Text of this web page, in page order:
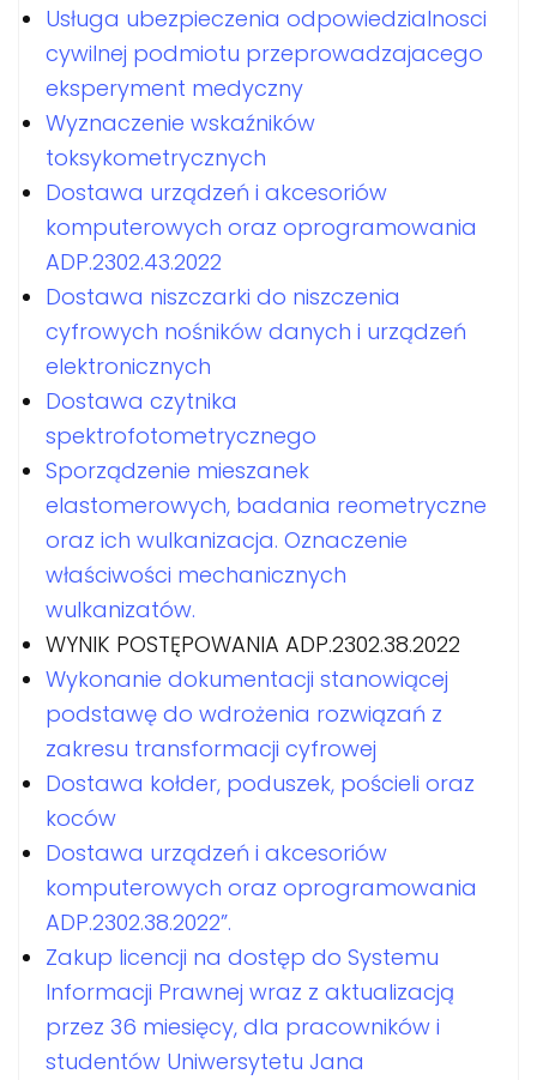
Usługa ubezpieczenia odpowiedzialnosci
cywilnej podmiotu przeprowadzajacego
eksperyment medyczny
Wyznaczenie wskaźników
toksykometrycznych
Dostawa urządzeń i akcesoriów
komputerowych oraz oprogramowania
ADP.2302.43.2022
Dostawa niszczarki do niszczenia
cyfrowych nośników danych i urządzeń
elektronicznych
Dostawa czytnika
spektrofotometrycznego
Sporządzenie mieszanek
elastomerowych, badania reometryczne
oraz ich wulkanizacja. Oznaczenie
właściwości mechanicznych
wulkanizatów.
WYNIK POSTĘPOWANIA ADP.2302.38.2022
Wykonanie dokumentacji stanowiącej
podstawę do wdrożenia rozwiązań z
zakresu transformacji cyfrowej
Dostawa kołder, poduszek, pościeli oraz
koców
Dostawa urządzeń i akcesoriów
komputerowych oraz oprogramowania
ADP.2302.38.2022”.
Zakup licencji na dostęp do Systemu
Informacji Prawnej wraz z aktualizacją
przez 36 miesięcy, dla pracowników i
studentów Uniwersytetu Jana